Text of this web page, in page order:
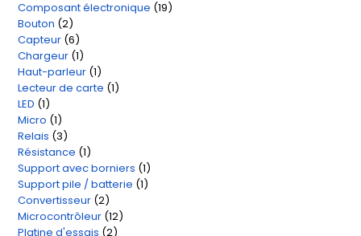
produit
Composant électronique 1919
Bouton 22
produits
Capteur 66
produits
Chargeur 11
produit
Haut-parleur 11
produit
Lecteur de carte 11
LED 11
produit
Micro 11
produit
Relais 33
produits
Résistance 11
produit
Support avec borniers 11
produit
Support pile / batterie 11
Convertisseur 22
produits
Microcontrôleur 1212
Platine d'essais 22